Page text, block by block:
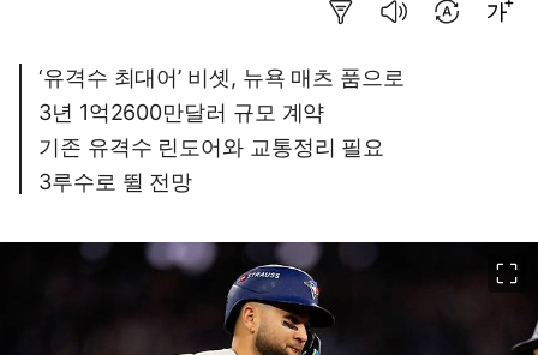
‘유격수 최대어’ 비솃, 뉴욕 매츠 품으로
3년 1억2600만달러 규모 계약
기존 유격수 린도어와 교통정리 필요
3루수로 뛸 전망